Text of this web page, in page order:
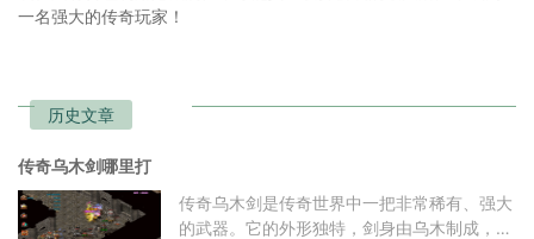
一名强大的传奇玩家！
历史文章
传奇乌木剑哪里打
传奇乌木剑是传奇世界中一把非常稀有、强大
的武器。它的外形独特，剑身由乌木制成，散